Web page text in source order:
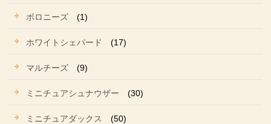
ボロニーズ (1)
ホワイトシェパード (17)
マルチーズ (9)
ミニチュアシュナウザー (30)
ミニチュアダックス (50)